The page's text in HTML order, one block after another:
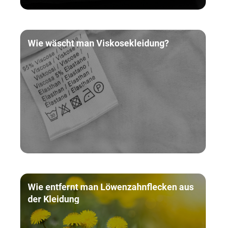
Wie wäscht man Viskosekleidung?
Wie entfernt man Löwenzahnflecken aus
der Kleidung